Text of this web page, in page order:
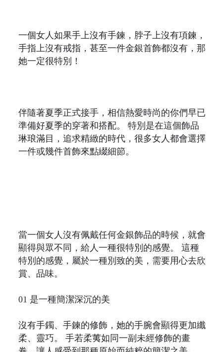
一個女人如果手上沒有手鍊，脖子上沒有項鍊，
手指上沒有戒指，甚至一件金銀首飾都沒有，那
她一定很特別！
伴隨著夏季正式接手，相信熱愛時尚的你們早已
準備好夏季的穿著和搭配。 特別是在這個飾品
琳琅滿目，追求精緻的時代，很多女人都會選擇
一件或幾件首飾來點綴細節。
當一個女人沒有佩戴任何金銀飾品的時候，就會
顯得與眾不同，給人一種很特別的感覺。 這種
特別的感覺，屬於一種別致的美，需要用心去欣
賞、品味。
01 是一種簡潔深沉的美
沒有手鐲、手鍊的修飾，她的手腕會顯得更加纖
柔、靈巧。 手若柔荑如同一副未經修飾的畫